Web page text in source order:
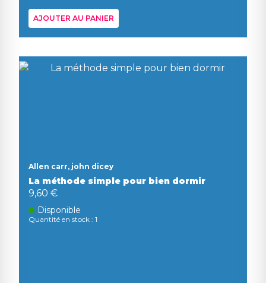
AJOUTER AU PANIER
Allen carr, john dicey
La méthode simple pour bien dormir
9,60 €
Disponible
Quantité en stock : 1